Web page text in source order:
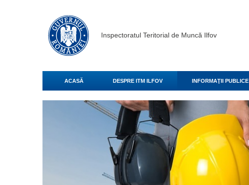
Inspectoratul Teritorial de Muncă Ilfov
ACASĂ DESPRE ITM ILFOV INFORMAŢII PUBLICE